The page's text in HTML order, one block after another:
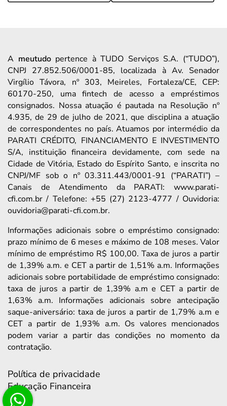
A meutudopertence à TUDO Serviços S.A. (“TUDO”),
CNPJ 27.852.506/0001-85, localizada à Av. Senador
Virgílio Távora, nº 303, Meireles, Fortaleza/CE, CEP:
60170-250, uma fintech de acesso a empréstimos
consignados. Nossa atuação é pautada na Resolução nº
4.935, de 29 de julho de 2021, que disciplina a atuação
de correspondentes no país. Atuamos por intermédio da
PARATI CRÉDITO, FINANCIAMENTO E INVESTIMENTO
S/A, instituição financeira devidamente, com sede na
Cidade de Vitória, Estado do Espírito Santo, e inscrita no
CNPJ/MF sob o nº 03.311.443/0001-91 (“PARATI”) –
Canais de Atendimento da PARATI: www.parati-
cfi.com.br / Telefone: +55 (27) 2123-4777 / Ouvidoria:
ouvidoria@parati-cfi.com.br.
Informações adicionais sobre o empréstimo consignado:
prazo mínimo de 6 meses e máximo de 108 meses. Valor
mínimo de empréstimo R$ 100,00. Taxa de juros a partir
de 1,39% a.m. e CET a partir de 1,51% a.m. Informações
adicionais sobre portabilidade de empréstimo consignado:
taxa de juros a partir de 1,39% a.m e CET a partir de
1,63% a.m. Informações adicionais sobre antecipação
saque-aniversário: taxa de juros a partir de 1,79% a.m e
CET a partir de 1,93% a.m. Os valores mencionados
podem variar a partir das condições no momento da
contratação.
Política de privacidade
Educação Financeira